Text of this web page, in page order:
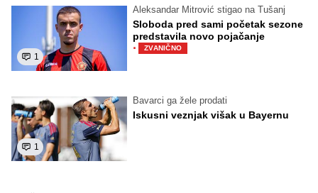
1
Aleksandar Mitrović stigao na Tušanj
Sloboda pred sami početak sezone
predstavila novo pojačanje
· ZVANIČNO
1
Bavarci ga žele prodati
Iskusni veznjak višak u Bayernu